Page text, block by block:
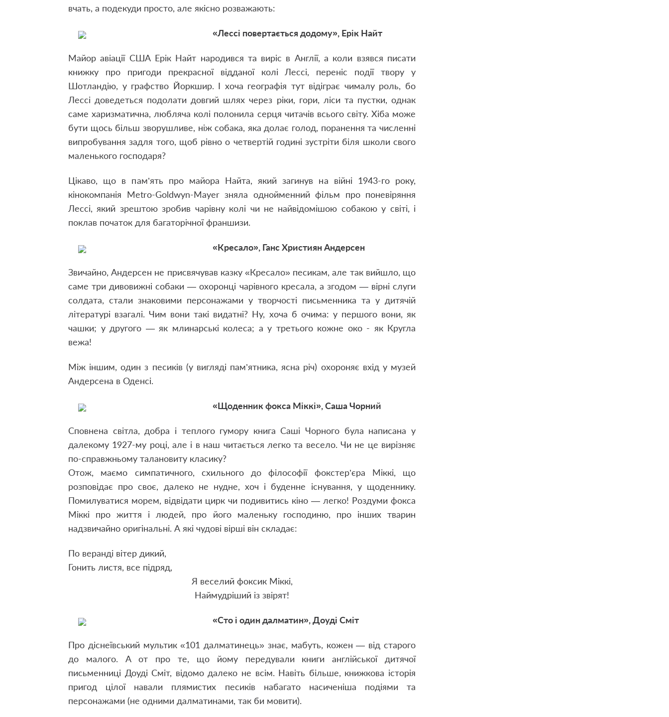
вчать, а подекуди просто, але якісно розважають:
«Лессі повертається додому», Ерік Найт
Майор авіації США Ерік Найт народився та виріс в Англії, а коли взявся писати
книжку про пригоди прекрасної відданої колі Лессі, переніс події твору у
Шотландію, у графство Йоркшир. І хоча географія тут відіграє чималу роль, бо
Лессі доведеться подолати довгий шлях через ріки, гори, ліси та пустки, однак
саме харизматична, любляча колі полонила серця читачів всього світу. Хіба може
бути щось більш зворушливе, ніж собака, яка долає голод, поранення та численні
випробування задля того, щоб рівно о четвертій годині зустріти біля школи свого
маленького господаря?
Цікаво, що в пам’ять про майора Найта, який загинув на війні 1943-го року,
кінокомпанія Metro-Goldwyn-Mayer зняла однойменний фільм про поневіряння
Лессі, який зрештою зробив чарівну колі чи не найвідомішою собакою у світі, і
поклав початок для багаторічної франшизи.
«Кресало», Ганс Християн Андерсен
Звичайно, Андерсен не присвячував казку «Кресало» песикам, але так вийшло, що
саме три дивовижні собаки — охоронці чарівного кресала, а згодом — вірні слуги
солдата, стали знаковими персонажами у творчості письменника та у дитячій
літературі взагалі. Чим вони такі видатні? Ну, хоча б очима: у першого вони, як
чашки; у другого — як млинарські колеса; а у третього кожне око - як Кругла
вежа!
Між іншим, один з песиків (у вигляді пам’ятника, ясна річ) охороняє вхід у музей
Андерсена в Оденсі.
«Щоденник фокса Міккі», Саша Чорний
Сповнена світла, добра і теплого гумору книга Саші Чорного була написана у
далекому 1927-му році, але і в наш читається легко та весело. Чи не це вирізняє
по-справжньому талановиту класику?
Отож, маємо симпатичного, схильного до філософії фокстер’єра Міккі, що
розповідає про своє, далеко не нудне, хоч і буденне існування, у щоденнику.
Помилуватися морем, відвідати цирк чи подивитись кіно — легко! Роздуми фокса
Міккі про життя і людей, про його маленьку господиню, про інших тварин
надзвичайно оригінальні. А які чудові вірші він складає:
По веранді вітер дикий,
Гонить листя, все підряд,
Я веселий фоксик Міккі,
Наймудріший із звірят!
«Сто і один далматин», Доуді Сміт
Про діснеївський мультик «101 далматинець» знає, мабуть, кожен — від старого
до малого. А от про те, що йому передували книги англійської дитячої
письменниці Доуді Сміт, відомо далеко не всім. Навіть більше, книжкова історія
пригод цілої навали плямистих песиків набагато насиченіша подіями та
персонажами (не одними далматинами, так би мовити).